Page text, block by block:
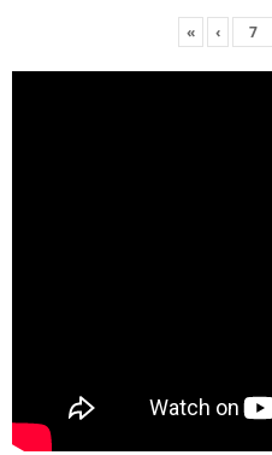
« ‹